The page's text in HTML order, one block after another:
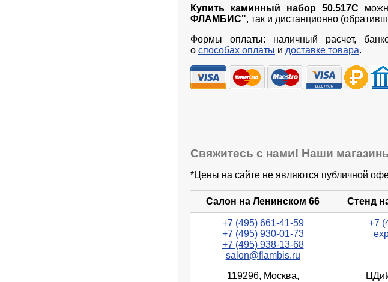
Купить каминный набор 50.517C
ФЛАМБИС", так и дистанционно
Формы оплаты: наличный расчет,
о способах оплаты и доставке товара.
Свяжитесь с нами! Наши
*Цены на сайте не являются публичной
Салон на Ленинском 66 Стенд
+7 (495) 661-41-59
+7 (495) 930-01-73
+7 (495) 938-13-68
salon@flambis.ru
+7
119296, Москва,